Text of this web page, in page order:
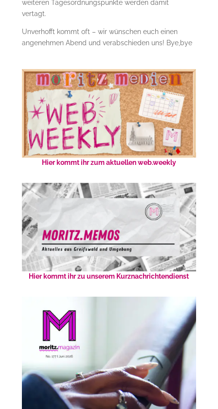
weiteren Tagesordnungspunkte werden damit
vertagt.
Unverhofft kommt oft – wir wünschen euch einen
angenehmen Abend und verabschieden uns! Bye,bye
Hier kommt ihr zum aktuellen web.weekly
Hier kommt ihr zu unserem Kurznachrichtendienst